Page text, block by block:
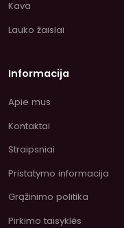
Kava
Lauko žaislai
Informacija
Apie mus
Kontaktai
Straipsniai
Pristatymo informacija
Grąžinimo politika
Pirkimo taisyklės